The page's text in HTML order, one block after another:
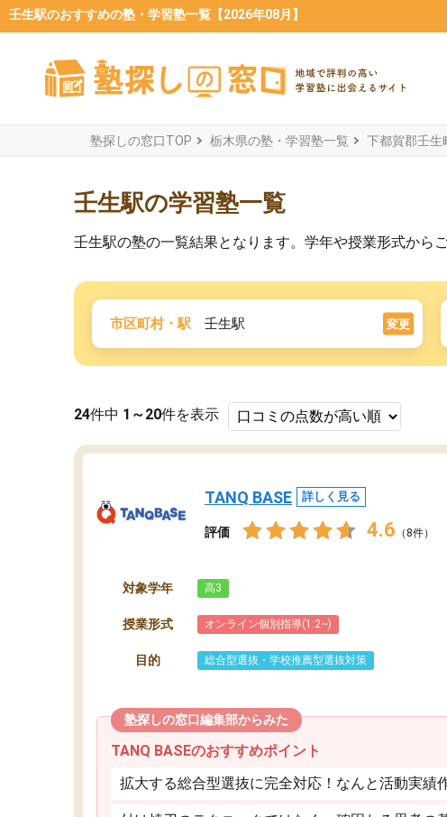
壬生駅のおすすめの塾・学習塾一覧【2026年08月】
塾探しの窓口TOP 栃木県の塾・学習塾一覧 下都賀郡壬生
壬生駅の学習塾一覧
壬生駅の塾の一覧結果となります。学年や授業形式から
市区町村・駅 壬生駅 変更
24件中 1～20件を表示
TANQ BASE 詳しく見る
評価 4.6 （8件）
対象学年 高3
授業形式 オンライン個別指導(1:2~)
目的 総合型選抜・学校推薦型選抜対策
塾探しの窓口編集部からみた
TANQ BASEのおすすめポイント
拡大する総合型選抜に完全対応！なんと活動実績